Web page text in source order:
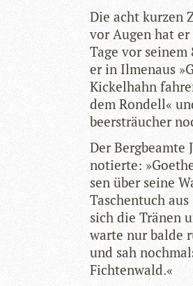
Die acht kur­zen
vor Augen hat
Tage vor
er in Ilmen­aus
Kickel­hahn
dem Ron­dell«
beer­sträu­cher
Der
notierte:
sen über seine
Taschen­tuch
sich die Trä­nen
warte nur balde
und sah
Fichtenwald.«